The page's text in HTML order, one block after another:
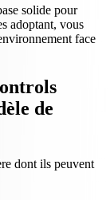
solide pour
adoptant, vous
face
de
dont ils peuvent